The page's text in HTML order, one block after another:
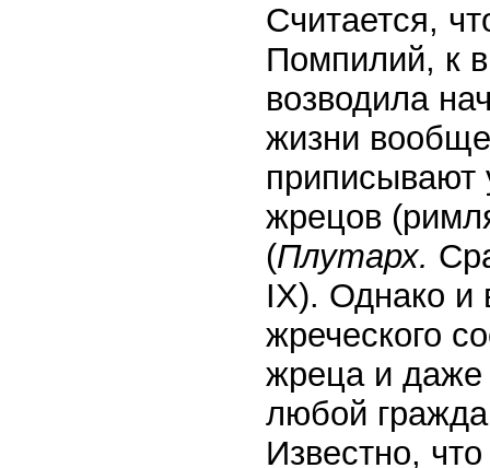
Считается,
Помпилий, к
возводила
жизни
приписывают
жрецов
(Плутарх.
IX). Однако и
жреческого
жреца и даже
любой
Известно,